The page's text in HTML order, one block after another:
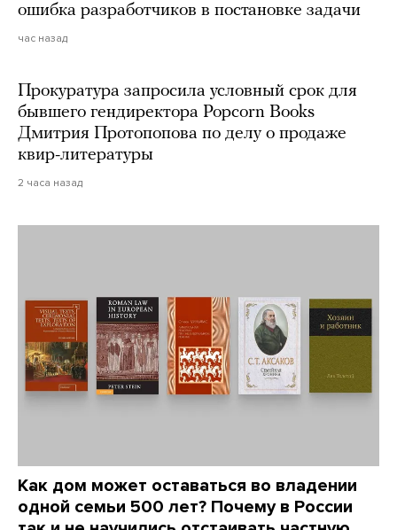
ошибка разработчиков в постановке задачи
час назад
Прокуратура запросила условный срок для
бывшего гендиректора Popcorn Books
Дмитрия Протопопова по делу о продаже
квир-литературы
2 часа назад
Как дом может оставаться во владении
одной семьи 500 лет? Почему в России